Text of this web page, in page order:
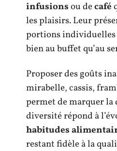
infusionsou decafé
les plaisirs. Leur
portions individuelles
bien au buffet qu’au
Proposer des goûts
mirabelle, cassis,
permet de marquer la
diversité répond à
habitudes
restant fidèle à la